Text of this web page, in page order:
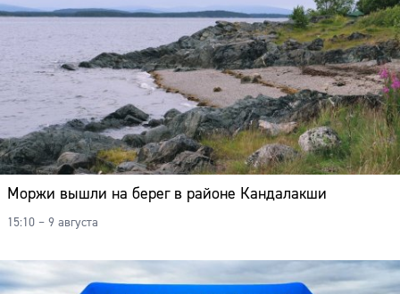
Моржи вышли на берег в районе Кандалакши
15:10 – 9 августа